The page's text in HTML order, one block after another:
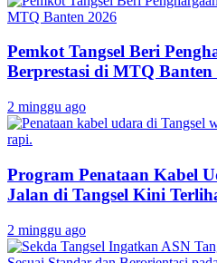
Pemkot Tangsel Beri
Berprestasi di MTQ Banten
2 minggu ago
Program Penataan Kabel
Jalan di Tangsel Kini
2 minggu ago